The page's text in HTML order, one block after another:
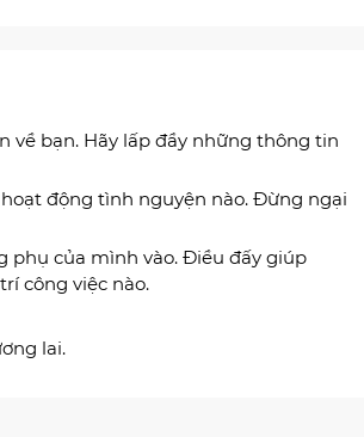
về bạn. Hãy lấp đầy những thông tin
động tình nguyện nào. Đừng ngại
phụ của mình vào. Điều đấy giúp
công việc nào.
lai.